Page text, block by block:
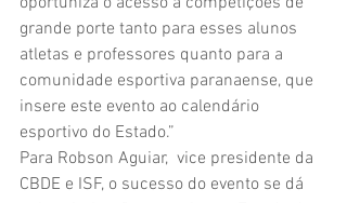
grande porte tanto para esses alunos
atletas e professores quanto para a
comunidade esportiva paranaense, que
insere este evento ao calendário
esportivo do Estado.”
Para Robson Aguiar,  vice presidente da
CBDE e ISF, o sucesso do evento se dá